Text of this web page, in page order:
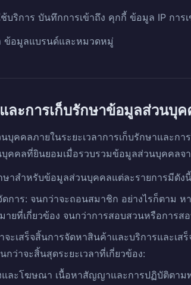
ริการ บันทึกการเข้าถึง คุกกี้ ข้อมูล IP การ
ข้อมูลแบรนด์และหมวดหมู่
ละการเก็บรักษาข้อมูลส่วนบุ
บุคคลภายในระยะเวลาการเก็บรักษาและก
บุคคลที่ยินยอมเมื่อรวบรวมข้อมูลส่วนบุคคลจ
ษาสำหรับข้อมูลส่วนบุคคลแต่ละรายการมีดัง
การ: จนกว่าจะถอนสมาชิก อย่างไรก็ตาม
ายที่เกี่ยวข้อง จนกว่าการสอบสวนหรือการส
ะเสร็จสิ้นการจัดหาสินค้าและบริการและเส
ว่าจะสิ้นสุดระยะเวลาที่เกี่ยวข้อง:
และโฆษณา เนื้อหาสัญญาและการปฏิบัติตา